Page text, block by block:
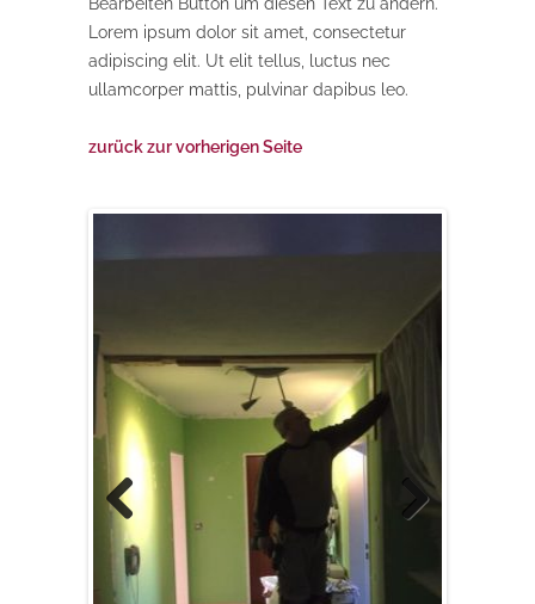
Bearbeiten Button um diesen Text zu ändern.
Lorem ipsum dolor sit amet, consectetur
adipiscing elit. Ut elit tellus, luctus nec
ullamcorper mattis, pulvinar dapibus leo.
zurück zur vorherigen Seite
Previous